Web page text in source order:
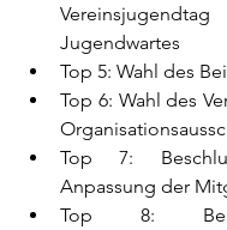
Jugendwartes
Top 5: Wahl des
Top 6: Wahl des
Top 7:
Anpassung der
Top 8: